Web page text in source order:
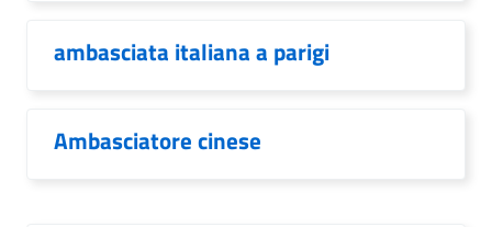
ambasciata italiana a parigi
Ambasciatore cinese